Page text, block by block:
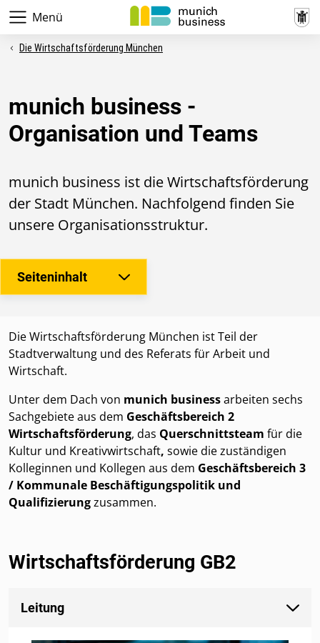
Menü
Die Wirtschaftsförderung München
munich business -
Organisation und Teams
munich business ist die Wirtschaftsförderung
der Stadt München. Nachfolgend finden Sie
unsere Organisationsstruktur.
Seiteninhalt
Die Wirtschaftsförderung München ist Teil der
Stadtverwaltung und des Referats für Arbeit und
Wirtschaft.
Unter dem Dach von munich businessarbeiten sechs
Sachgebiete aus dem Geschäftsbereich 2
Wirtschaftsförderung, das Querschnittsteam für die
Kultur und Kreativwirtschaft, sowie die zuständigen
Kolleginnen und Kollegen aus dem Geschäftsbereich 3
/ Kommunale Beschäftigungspolitik und
Qualifizierungzusammen.
Wirtschaftsförderung GB2
Leitung